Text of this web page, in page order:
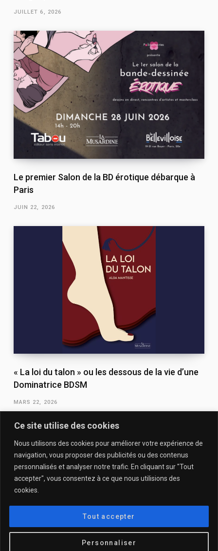
Ce site utilise des cookies
Nous utilisons des cookies pour améliorer votre expérience de
navigation, vous proposer des publicités ou des contenus
personnalisés et analyser notre trafic. En cliquant sur "Tout
accepter", vous consentez à ce que nous utilisions des
cookies.
Personnaliser
Tout accepter
JUILLET 6, 2026
Le premier Salon de la BD érotique débarque à
Paris
JUIN 22, 2026
« La loi du talon » ou les dessous de la vie d’une
Dominatrice BDSM
MARS 22, 2026
© 2025 DESCULOTTÉES.FR